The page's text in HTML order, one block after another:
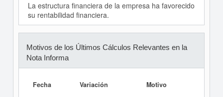
La estructura financiera de la empresa ha favorecido
su rentabilidad financiera.
Motivos de los Últimos Cálculos Relevantes en la
Nota Informa
Fecha Variación Motivo